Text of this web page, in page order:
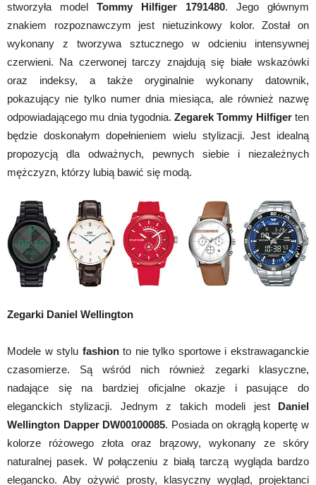
stworzyła model Tommy Hilfiger 1791480. Jego głównym
znakiem rozpoznawczym jest nietuzinkowy kolor. Został on
wykonany z tworzywa sztucznego w odcieniu intensywnej
czerwieni. Na czerwonej tarczy znajdują się białe wskazówki
oraz indeksy, a także oryginalnie wykonany datownik,
pokazujący nie tylko numer dnia miesiąca, ale również nazwę
odpowiadającego mu dnia tygodnia.Zegarek Tommy Hilfigerten
będzie doskonałym dopełnieniem wielu stylizacji. Jest idealną
propozycją dla odważnych, pewnych siebie i niezależnych
mężczyzn, którzy lubią bawić się modą.
Zegarki Daniel Wellington
Modele w stylu fashionto nie tylko sportowe i ekstrawaganckie
czasomierze. Są wśród nich również zegarki klasyczne,
nadające się na bardziej oficjalne okazje i pasujące do
eleganckich stylizacji. Jednym z takich modeli jest Daniel
Wellington Dapper DW00100085. Posiada on okrągłą kopertę w
kolorze różowego złota oraz brązowy, wykonany ze skóry
naturalnej pasek. W połączeniu z białą tarczą wygląda bardzo
elegancko. Aby ożywić prosty, klasyczny wygląd, projektanci